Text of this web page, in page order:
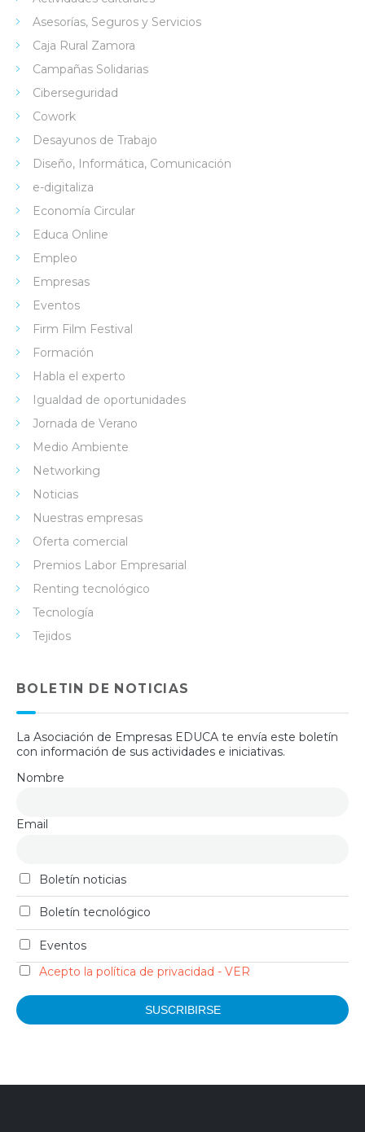
Asesorías, Seguros y Servicios
Caja Rural Zamora
Campañas Solidarias
Ciberseguridad
Cowork
Desayunos de Trabajo
Diseño, Informática, Comunicación
e-digitaliza
Economía Circular
Educa Online
Empleo
Empresas
Eventos
Firm Film Festival
Formación
Habla el experto
Igualdad de oportunidades
Jornada de Verano
Medio Ambiente
Networking
Noticias
Nuestras empresas
Oferta comercial
Premios Labor Empresarial
Renting tecnológico
Tecnología
Tejidos
BOLETIN DE NOTICIAS
La Asociación de Empresas EDUCA te envía este boletín
con información de sus actividades e iniciativas.
Nombre
Email
Boletín noticias
Boletín tecnológico
Eventos
Acepto la política de privacidad - VER